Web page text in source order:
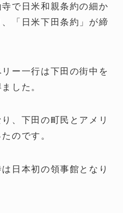
で日米和親条約の細か
「日米下田条約」が締
ー一行は下田の街中を
した。
、下田の町民とアメリ
のです。
日本初の領事館となり